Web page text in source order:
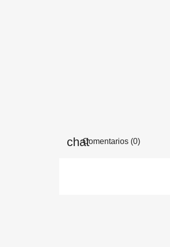
Comentarios (0)